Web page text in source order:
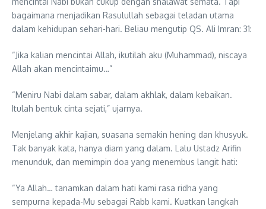
bagaimana menjadikan Rasulullah sebagai teladan utama
dalam kehidupan sehari-hari. Beliau mengutip QS. Ali Imran: 31:
“Jika kalian mencintai Allah, ikutilah aku (Muhammad), niscaya
Allah akan mencintaimu…”
“Meniru Nabi dalam sabar, dalam akhlak, dalam kebaikan.
Itulah bentuk cinta sejati,” ujarnya.
Menjelang akhir kajian, suasana semakin hening dan khusyuk.
Tak banyak kata, hanya diam yang dalam. Lalu Ustadz Arifin
menunduk, dan memimpin doa yang menembus langit hati:
“Ya Allah… tanamkan dalam hati kami rasa ridha yang
sempurna kepada-Mu sebagai Rabb kami. Kuatkan langkah